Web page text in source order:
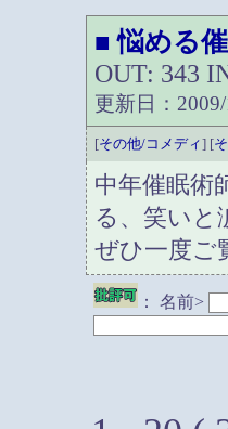
■ 悩める
OUT: 343
更新日：
[その他/コメディ] [
中年催眠術
る、笑いと
ぜひ一度ご
：名前>